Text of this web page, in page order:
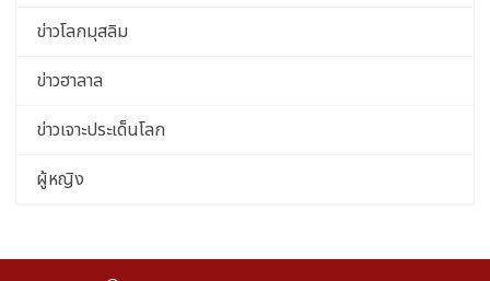
ข่าวโลกมุสลิม
ข่าวฮาลาล
ข่าวเจาะประเด็นโลก
ผู้หญิง